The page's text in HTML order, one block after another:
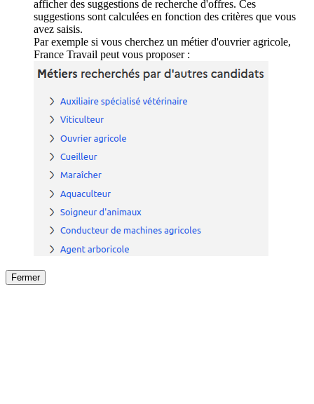
afficher des suggestions de recherche d'offres. Ces
suggestions sont calculées en fonction des critères que vous
avez saisis.
Par exemple si vous cherchez un métier d'ouvrier agricole,
France Travail peut vous proposer :
Fermer